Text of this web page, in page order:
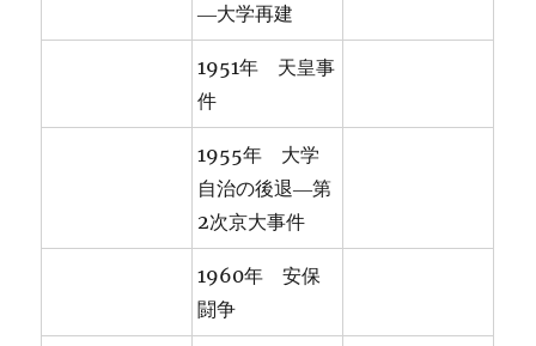
―大学再建
1951年 天皇事
件
1955年 大学
自治の後退―第
2次京大事件
1960年 安保
闘争